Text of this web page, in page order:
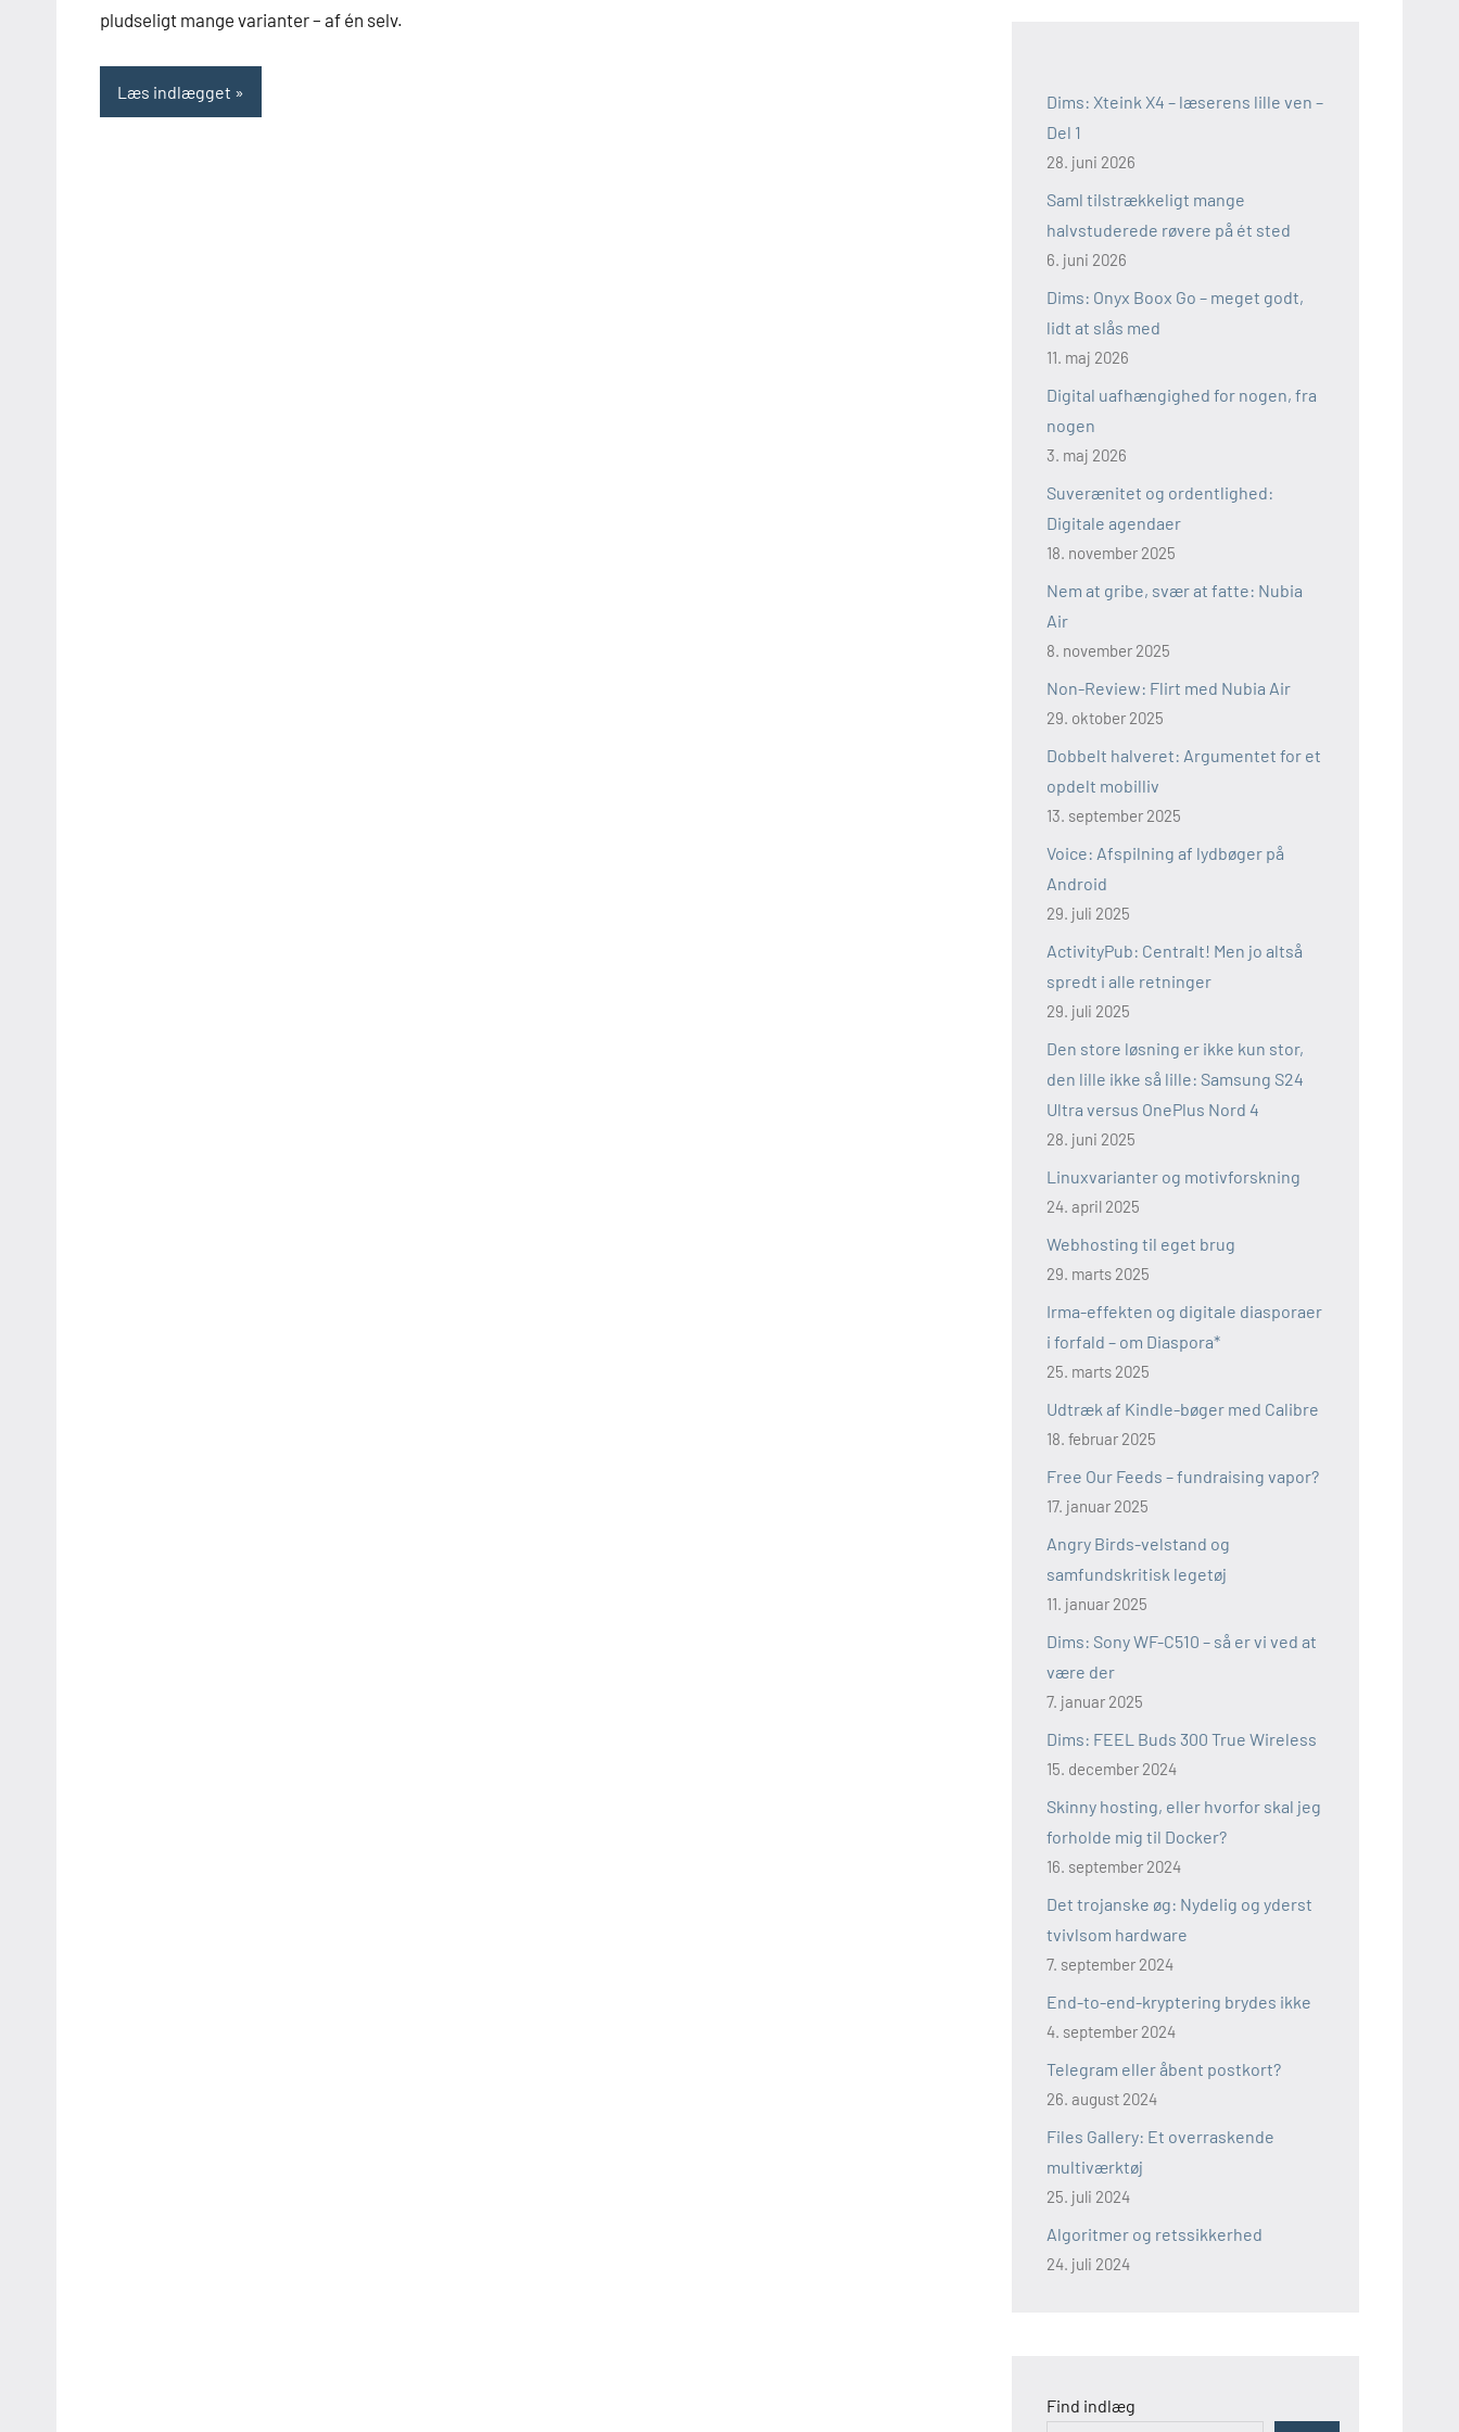
pludseligt mange varianter – af én selv.
Læs indlægget
Dims: Xteink X4 – læserens lille ven –
Del 1
28. juni 2026
Saml tilstrækkeligt mange
halvstuderede røvere på ét sted
6. juni 2026
Dims: Onyx Boox Go – meget godt,
lidt at slås med
11. maj 2026
Digital uafhængighed for nogen, fra
nogen
3. maj 2026
Suverænitet og ordentlighed:
Digitale agendaer
18. november 2025
Nem at gribe, svær at fatte: Nubia
Air
8. november 2025
Non-Review: Flirt med Nubia Air
29. oktober 2025
Dobbelt halveret: Argumentet for et
opdelt mobilliv
13. september 2025
Voice: Afspilning af lydbøger på
Android
29. juli 2025
ActivityPub: Centralt! Men jo altså
spredt i alle retninger
29. juli 2025
Den store løsning er ikke kun stor,
den lille ikke så lille: Samsung S24
Ultra versus OnePlus Nord 4
28. juni 2025
Linuxvarianter og motivforskning
24. april 2025
Webhosting til eget brug
29. marts 2025
Irma-effekten og digitale diasporaer
i forfald – om Diaspora*
25. marts 2025
Udtræk af Kindle-bøger med Calibre
18. februar 2025
Free Our Feeds – fundraising vapor?
17. januar 2025
Angry Birds-velstand og
samfundskritisk legetøj
11. januar 2025
Dims: Sony WF-C510 – så er vi ved at
være der
7. januar 2025
Dims: FEEL Buds 300 True Wireless
15. december 2024
Skinny hosting, eller hvorfor skal jeg
forholde mig til Docker?
16. september 2024
Det trojanske øg: Nydelig og yderst
tvivlsom hardware
7. september 2024
End-to-end-kryptering brydes ikke
4. september 2024
Telegram eller åbent postkort?
26. august 2024
Files Gallery: Et overraskende
multiværktøj
25. juli 2024
Algoritmer og retssikkerhed
24. juli 2024
Find indlæg